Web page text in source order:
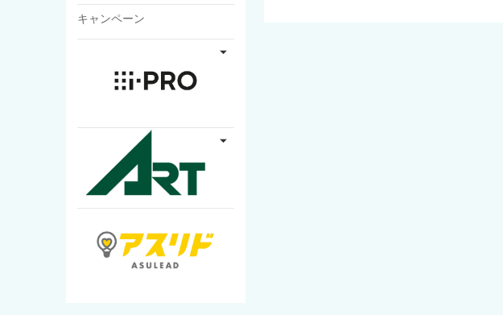
キャンペーン